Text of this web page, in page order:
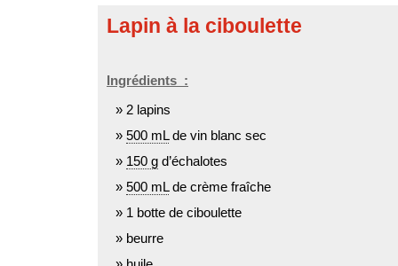
Lapin à la ciboulette
Ingrédients :
2 lapins
500 mLde vin blanc sec
150 g d’échalotes
500 mLde crème fraîche
1 botte de ciboulette
beurre